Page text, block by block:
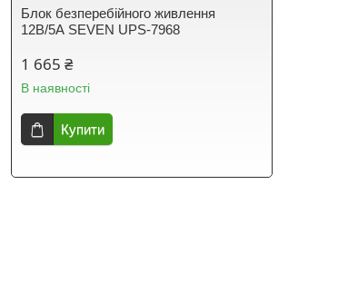
Блок безперебійного живлення
12В/5А SEVEN UPS-7968
1 665 ₴
В наявності
Купити